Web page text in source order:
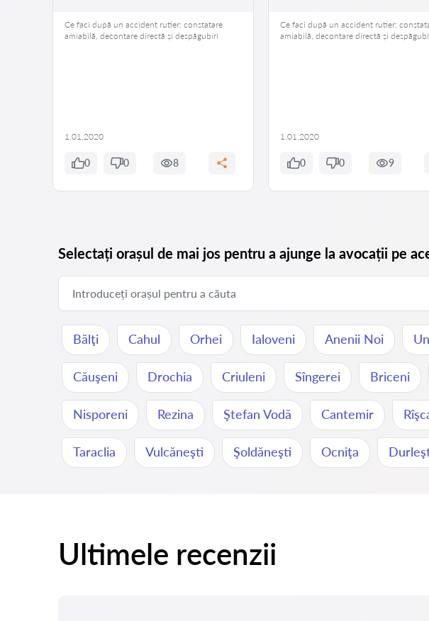
Ce faci după un accident rutier: constatare
amiabilă, decontare directă și despăgubiri
1.01.2020
0 0 8
Ce faci după un accident rutier:
amiabilă, decontare directă și
1.01.2020
0 0 9
Selectați orașul de mai jos pentru a ajunge la avocații pe
Bălţi Cahul Orhei Ialoveni Anenii Noi
Căuşeni Drochia Criuleni Sîngerei Briceni
Nisporeni Rezina Ştefan Vodă Cantemir
Taraclia Vulcăneşti Şoldăneşti Ocniţa
Ultimele recenzii